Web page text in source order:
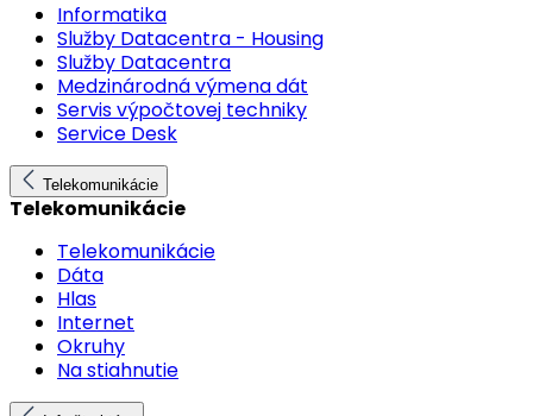
Informatika
Služby Datacentra - Housing
Služby Datacentra
Medzinárodná výmena dát
Servis výpočtovej techniky
Service Desk
Telekomunikácie
Telekomunikácie
Telekomunikácie
Dáta
Hlas
Internet
Okruhy
Na stiahnutie